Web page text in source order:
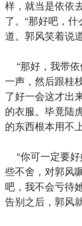
样，就当是依依
了。“那好吧，什
道。郭风笑着说
“那好，我带依
一声，然后跟桂
了好一会这才出
的衣服。毕竟陆
的东西根本用不
“你可一定要好
些不舍，对郭风
吧，我不会亏待
告别之后，郭风